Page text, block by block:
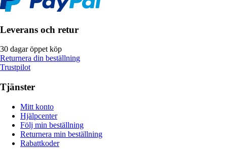
Leverans och retur
30 dagar öppet köp
Returnera din beställning
Trustpilot
Tjänster
Mitt konto
Hjälpcenter
Följ min beställning
Returnera min beställning
Rabattkoder